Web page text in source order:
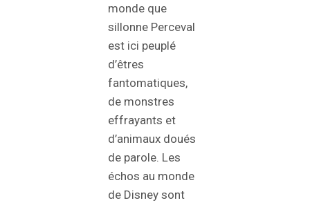
monde que
sillonne Perceval
est ici peuplé
d’êtres
fantomatiques,
de monstres
effrayants et
d’animaux doués
de parole. Les
échos au monde
de Disney sont